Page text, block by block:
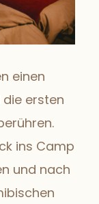
einen
ersten
ins Camp
und nach